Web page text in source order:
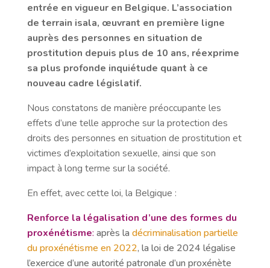
entrée en vigueur en Belgique. L’association
de terrain isala, œuvrant en première ligne
auprès des personnes en situation de
prostitution depuis plus de 10 ans, réexprime
sa plus profonde inquiétude quant à ce
nouveau cadre législatif.
Nous constatons de manière préoccupante les
effets d’une telle approche sur la protection des
droits des personnes en situation de prostitution et
victimes d’exploitation sexuelle, ainsi que son
impact à long terme sur la société.
En effet, avec cette loi, la Belgique :
Renforce la légalisation d’une des formes du
proxénétisme: après la décriminalisation partielle
du proxénétisme en 2022, la loi de 2024 légalise
l’exercice d’une autorité patronale d’un proxénète